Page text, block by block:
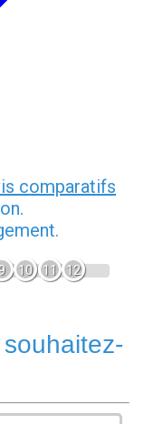
comparatifs
9 10 11 12